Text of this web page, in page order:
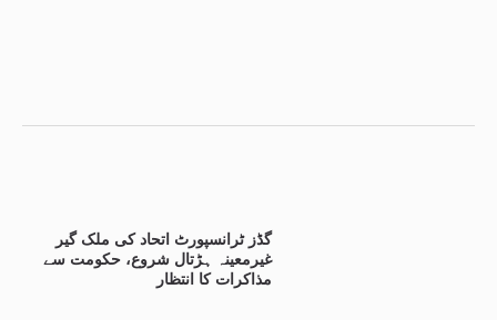
گڈز ٹرانسپورٹ اتحاد کی ملک گیر
غیرمعینہ ہڑتال شروع، حکومت سے
مذاکرات کا انتظار